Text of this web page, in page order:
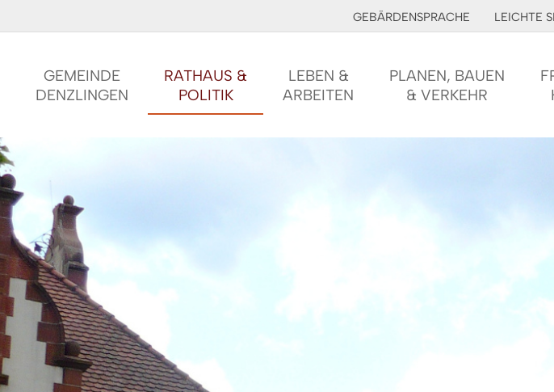
GEBÄRDENSPRACHE LEICHTE
GEMEINDE
DENZLINGEN
RATHAUS &
POLITIK
LEBEN &
ARBEITEN
PLANEN, BAUEN
& VERKEHR